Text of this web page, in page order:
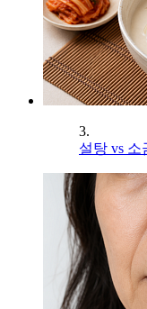
3.
설탕 vs